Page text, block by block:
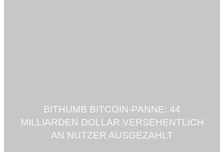
BITHUMB BITCOIN-PANNE: 44
MILLIARDEN DOLLAR VERSEHENTLICH
AN NUTZER AUSGEZAHLT